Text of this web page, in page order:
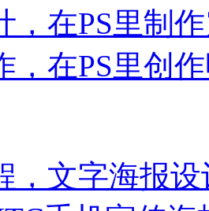
，在PS里制
，在PS里创
，文字海报